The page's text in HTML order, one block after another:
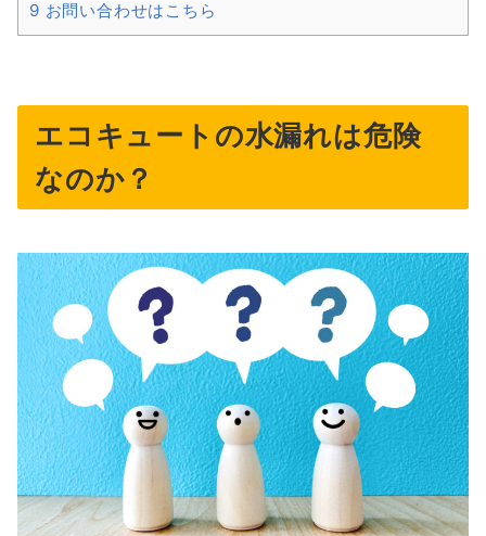
9 お問い合わせはこちら
エコキュートの水漏れは危険
なのか？